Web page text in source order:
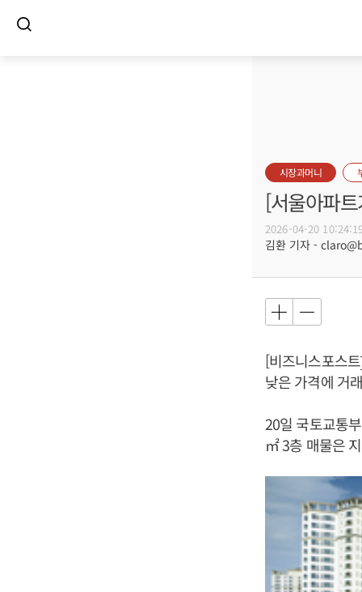
시장과머니
[서울아파
2026-04-20
김환 기자 -
[비즈니스포스
낮은 가격에 거
20일 국토교통
㎡ 3층 매물은